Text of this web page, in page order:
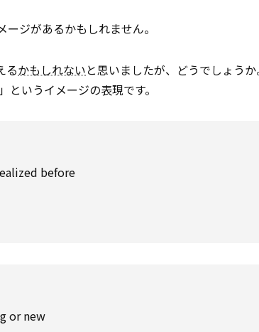
ジがあるかもしれません。
るかもしれないと思いましたが、どうでしょう
いうイメージの表現です。
before
or new